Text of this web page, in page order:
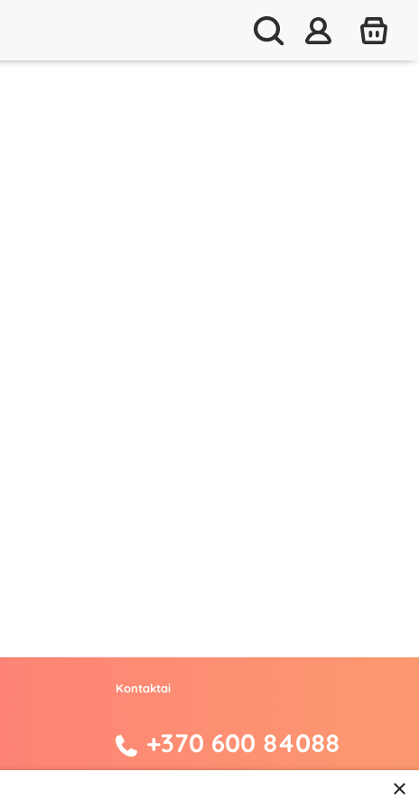
Kontaktai
+370 600 84088
×